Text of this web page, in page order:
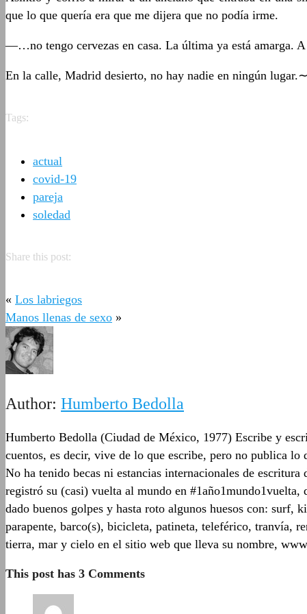
que lo que quería era que me dijera que no podía irme.
—…no tengo cervezas en casa. La última ya está amarga.
En la calle, Madrid desierto, no hay nadie en ningún lugar.∼
Tags:
actual
covid-19
pareja
soledad
Share this post:
« Los labriegos
Manos llenas de sexo »
Author: Humberto Bedolla
Humberto Bedolla (Ciudad de México, 1977) Escribe y
cuentos, es decir, vive de lo que escribe, pero no publica
No ha tenido becas ni estancias internacionales de
registró su (casi) vuelta al mundo en
dado buenos golpes y hasta roto algunos huesos con:
parapente, barco(s), bicicleta, patineta, teleférico, tranvía,
tierra, mar y cielo en el sitio web que lleva su nombre,
This post has 3 Comments